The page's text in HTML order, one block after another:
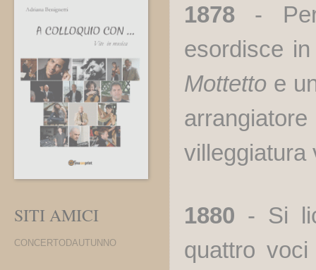
1878 -
esordisce
Mottetto e
villeggiatura
1880 - Si
quattro
SITI AMICI
CONCERTODAUTUNNO